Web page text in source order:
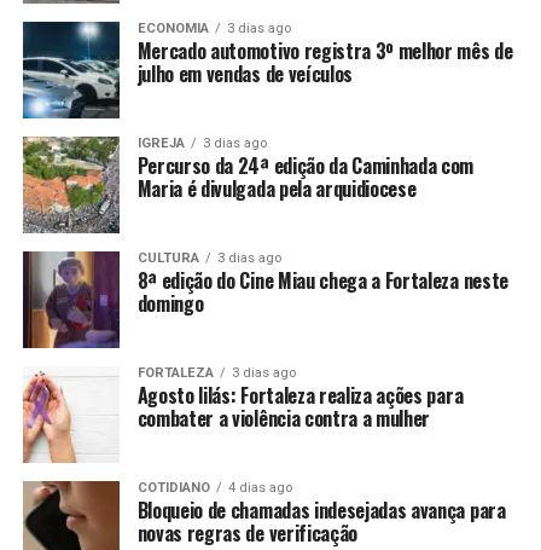
ECONOMIA 3 dias ago
Mercado automotivo registra 3º melhor mês de
julho em vendas de veículos
IGREJA 3 dias ago
Percurso da 24ª edição da Caminhada com
Maria é divulgada pela arquidiocese
CULTURA 3 dias ago
8ª edição do Cine Miau chega a Fortaleza neste
domingo
FORTALEZA 3 dias ago
Agosto lilás: Fortaleza realiza ações para
combater a violência contra a mulher
COTIDIANO 4 dias ago
Bloqueio de chamadas indesejadas avança para
novas regras de verificação